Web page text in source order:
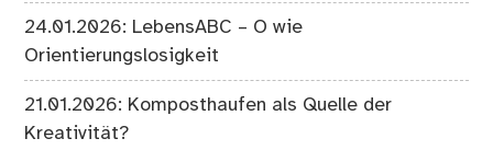
24.01.2026: LebensABC – O wie
Orientierungslosigkeit
21.01.2026: Komposthaufen als Quelle der
Kreativität?